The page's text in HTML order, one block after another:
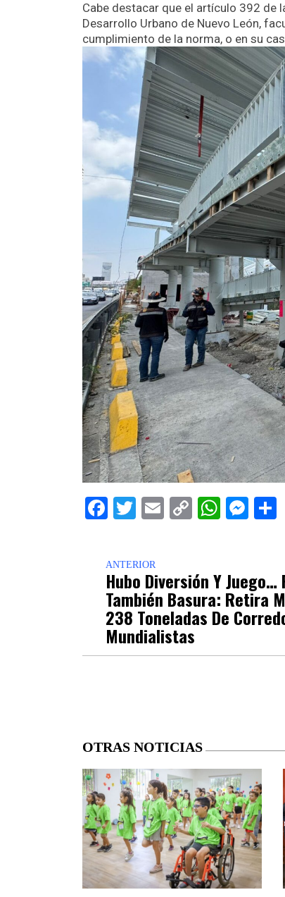
Cabe destacar que el artículo 392 de
Desarrollo Urbano de Nuevo León,
cumplimiento de la norma, o en su
Facebook
Twitter
EmailCopy
ANTERIOR
Hubo Diversión Y Juego…
También Basura: Retira
238 Toneladas De
Mundialistas
OTRAS NOTICIAS